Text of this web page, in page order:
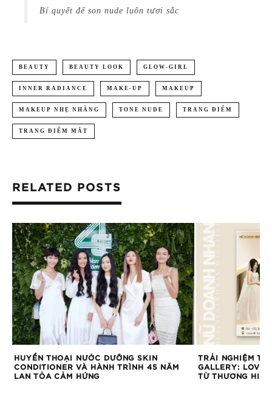
Bí quyết để son nude luôn tươi sắc
BEAUTY BEAUTY LOOK GLOW-GIRL
INNER RADIANCE MAKE-UP MAKEUP
MAKEUP NHẸ NHÀNG TONE NUDE TRANG ĐIỂM
TRANG ĐIỂM MẮT
RELATED POSTS
HUYỀN THOẠI NƯỚC DƯỠNG SKIN
CONDITIONER VÀ HÀNH TRÌNH 45 NĂM
LAN TỎA CẢM HỨNG
TRẢI NGHIỆM
GALLERY: LOVE
TỪ THƯƠNG